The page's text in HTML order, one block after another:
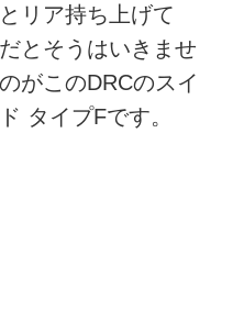
リア持ち上げて
とそうはいきませ
がこのDRCのスイ
タイプFです。